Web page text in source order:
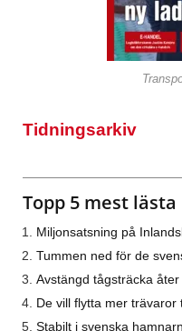
Tidningsarkiv
Topp 5 mest lästa
Miljonsatsning på
Tummen ned för de
Avstängd tågsträcka åter
De vill flytta mer trävaror
Stabilt i svenska